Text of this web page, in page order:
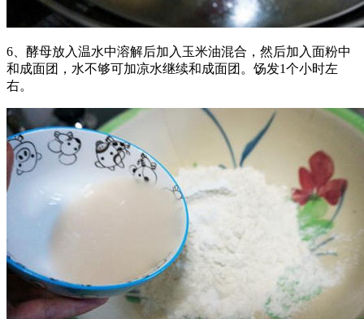
6、酵母放入温水中溶解后加入玉米油混合，然后加入面粉中
和成面团，水不够可加凉水继续和成面团。饧发1个小时左
右。